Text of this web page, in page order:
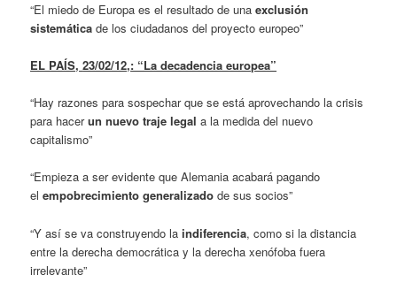
“El miedo de Europa es el resultado de unaexclusión
sistemática de los ciudadanos del proyecto europeo”
EL PAÍS,23/02/12,: “La decadencia europea”
“Hay razones para sospechar que se está aprovechando la crisis
para hacerun nuevo traje legal a la medida del nuevo
capitalismo”
“Empieza a ser evidente que Alemania acabará pagando
elempobrecimiento generalizado de sus socios”
“Y así se va construyendo laindiferencia, como si la distancia
entre la derecha democrática y la derecha xenófoba fuera
irrelevante”